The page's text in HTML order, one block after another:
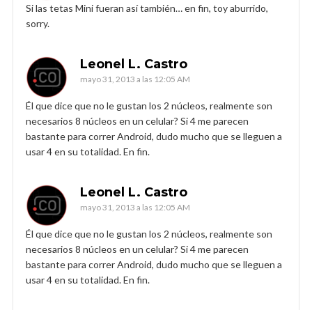
Si las tetas Mini fueran así también… en fin, toy aburrido,
sorry.
Leonel L. Castro
mayo 31, 2013 a las 12:05 AM
Él que dice que no le gustan los 2 núcleos, realmente son
necesarios 8 núcleos en un celular? Si 4 me parecen
bastante para correr Android, dudo mucho que se lleguen a
usar 4 en su totalidad. En fin.
Leonel L. Castro
mayo 31, 2013 a las 12:05 AM
Él que dice que no le gustan los 2 núcleos, realmente son
necesarios 8 núcleos en un celular? Si 4 me parecen
bastante para correr Android, dudo mucho que se lleguen a
usar 4 en su totalidad. En fin.